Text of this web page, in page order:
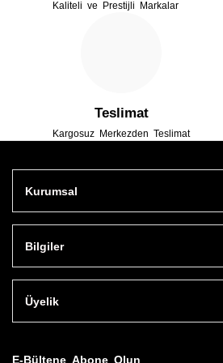
Kaliteli ve Prestijli Markalar
Teslimat
Kargosuz Merkezden Teslimat
Kurumsal
Bilgiler
Üyelik
E-Bültene Abone Olun